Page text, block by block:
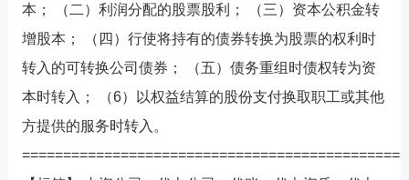
本； （二）利润分配的股票股利； （三）资本公积金转
增股本； （四）行使将持有的债券转换为股票的权利时
转入的可转换公司债券； （五）债务重组时债权转为资
本时转入； （6）以权益结算的股份支付换取职工或其他
方提供的服务时转入。